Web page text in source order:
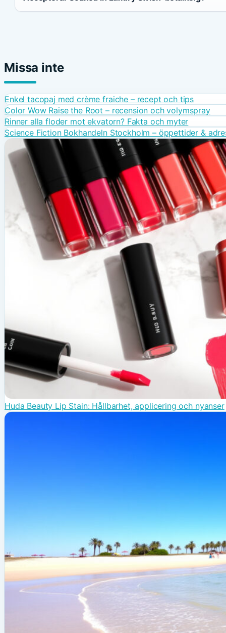
Missa inte
Enkel tacopaj med crème fraiche – recept och tips
Color Wow Raise the Root – recension och volymspray
Rinner alla floder mot ekvatorn? Fakta och myter
Science Fiction Bokhandeln Stockholm – öppettider &
Huda Beauty Lip Stain: Hållbarhet, applicering och nyanser